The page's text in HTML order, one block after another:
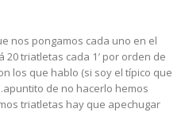
nos pongamos cada uno en el
triatletas cada 1′ por orden de
los que hablo (si soy el típico que
de no hacerlo hemos
triatletas hay que apechugar